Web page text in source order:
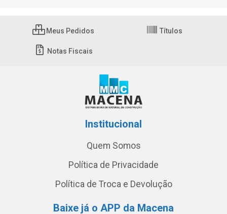
Meus Pedidos Títulos
Notas Fiscais
Institucional
Quem Somos
Política de Privacidade
Política de Troca e Devolução
Baixe já o APP da Macena